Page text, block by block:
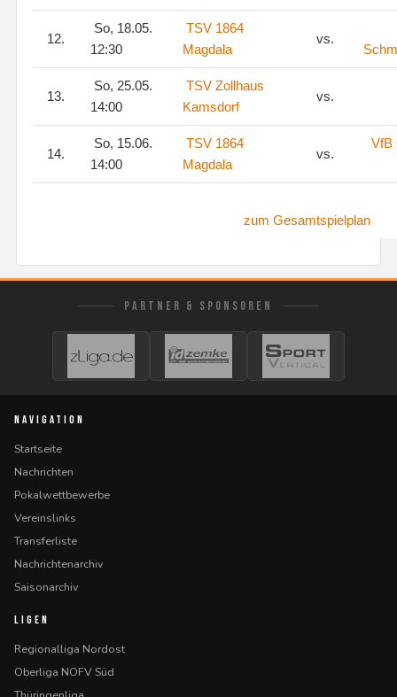
12.
So, 18.05.
12:30
TSV 1864
Magdala
vs.
13.
So, 25.05.
14:00
TSV Zollhaus
Kamsdorf
vs.
14.
So, 15.06.
14:00
TSV 1864
Magdala
vs.
VfB
zum Gesamtspielplan
PARTNER & SPONSOREN
NAVIGATION
Startseite
Nachrichten
Pokalwettbewerbe
Vereinslinks
Transferliste
Nachrichtenarchiv
Saisonarchiv
LIGEN
Regionalliga Nordost
Oberliga NOFV Süd